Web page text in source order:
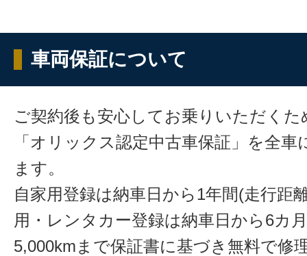
車両保証について
ご契約後も安心してお乗りいただくた
「オリックス認定中古車保証」を全
ます。
自家用登録は納車日から1年間(走行距
用・レンタカー登録は納車日から6カ
5,000kmまで保証書に基づき無料で修